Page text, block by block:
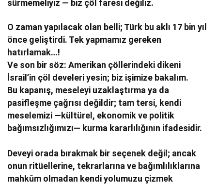
sürmemeliyiz — biz çöl faresi değiliz.
O zaman yapılacak olan belli; Türk bu aklı 17 bin yıl
önce geliştirdi. Tek yapmamız gereken
hatırlamak…!
Ve son bir söz: Amerikan çöllerindeki dikeni
İsrail’in çöl develeri yesin; biz işimize bakalım.
Bu kapanış, meseleyi uzaklaştırma ya da
pasifleşme çağrısı değildir; tam tersi, kendi
meselemizi —kültürel, ekonomik ve politik
bağımsızlığımızı— kurma kararlılığının ifadesidir.
Deveyi orada bırakmak bir seçenek değil; ancak
onun ritüellerine, tekrarlarına ve bağımlılıklarına
mahkûm olmadan kendi yolumuzu çizmek